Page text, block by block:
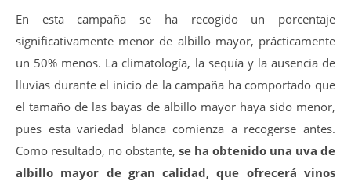
En esta campaña se ha recogido un porcentaje
significativamente menor de albillo mayor, prácticamente
un 50% menos. La climatología, la sequía y la ausencia de
lluvias durante el inicio de la campaña ha comportado que
el tamaño de las bayas de albillo mayor haya sido menor,
pues esta variedad blanca comienza a recogerse antes.
Como resultado, no obstante, se ha obtenido una uva de
albillo mayor de gran calidad, que ofrecerá vinos